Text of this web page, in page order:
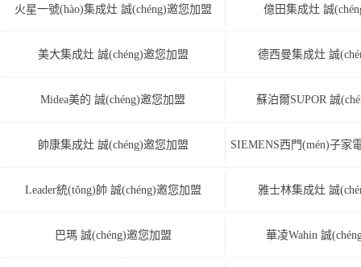
火星一號(hào)集成灶 誠(chéng)邀您加盟 億田集成灶 誠
美大集成灶 誠(chéng)邀您加盟 德西曼集成灶 誠
Midea美的 誠(chéng)邀您加盟 蘇泊爾SUPOR 誠
帥康集成灶 誠(chéng)邀您加盟 SIEMENS西門(mén)子家
盟
Leader統(tǒng)帥 誠(chéng)邀您加盟 雅士林集成灶 誠
巴瑪 誠(chéng)邀您加盟 華凌Wahin 誠